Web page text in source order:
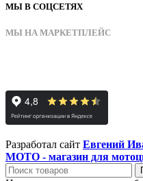
МЫ В СОЦСЕТЯХ
МЫ НА МАРКЕТПЛЕЙС
Разработал сайт Евгений
МОТО - магазин для